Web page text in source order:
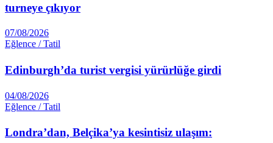
turneye çıkıyor
07/08/2026
Eğlence / Tatil
Edinburgh’da turist vergisi yürürlüğe girdi
04/08/2026
Eğlence / Tatil
Londra’dan, Belçika’ya kesintisiz ulaşım: